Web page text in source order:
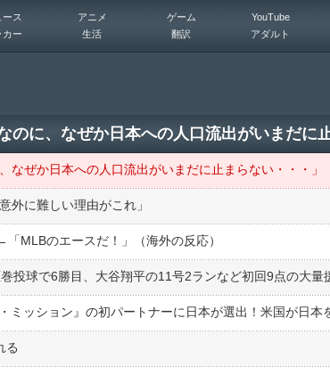
ース アニメ ゲーム YouTube
カー 生活 翻訳 アダルト
に、なぜか日本への人口流出がいまだに
ぜか日本への人口流出がいまだに止まらない・・・」
外に難しい理由がこれ」
MLBのエースだ！」（海外の反応）
る